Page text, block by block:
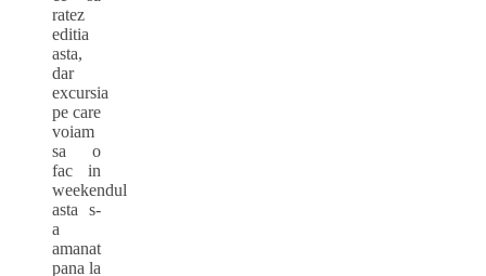
ratez
editia
asta,
dar
excursia
pe care
voiam
sa o
fac in
weekendul
asta s-
a
amanat
pana la